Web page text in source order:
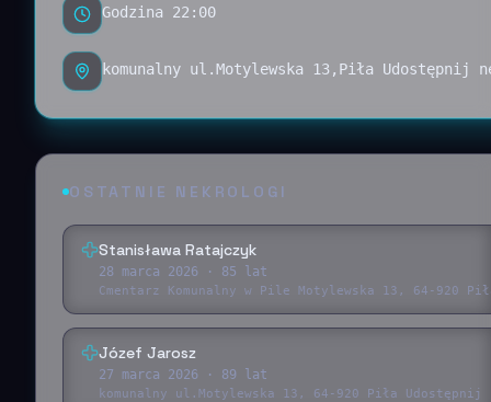
Godzina 22:00
komunalny ul.Motylewska 13,Piła
OSTATNIE NEKROLOGI
Stanisława Ratajczyk
28 marca 2026 · 85 lat
Cmentarz Komunalny w Pile Motylewska 13, 64-920
Józef Jarosz
27 marca 2026 · 89 lat
komunalny ul.Motylewska 13, 64-920 Piła